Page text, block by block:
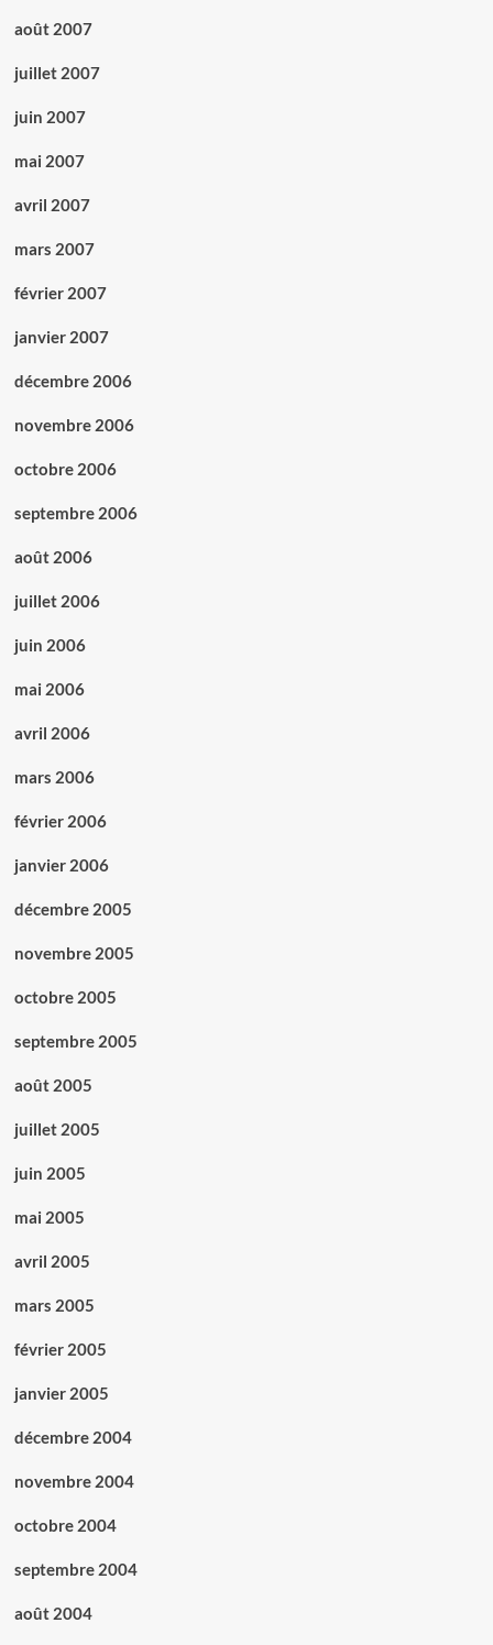
août 2007
juillet 2007
juin 2007
mai 2007
avril 2007
mars 2007
février 2007
janvier 2007
décembre 2006
novembre 2006
octobre 2006
septembre 2006
août 2006
juillet 2006
juin 2006
mai 2006
avril 2006
mars 2006
février 2006
janvier 2006
décembre 2005
novembre 2005
octobre 2005
septembre 2005
août 2005
juillet 2005
juin 2005
mai 2005
avril 2005
mars 2005
février 2005
janvier 2005
décembre 2004
novembre 2004
octobre 2004
septembre 2004
août 2004